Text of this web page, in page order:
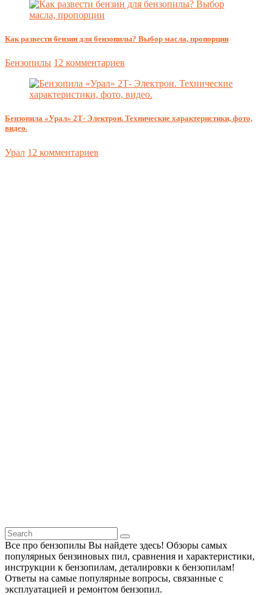
Как развести бензин для бензопилы? Выбор масла, пропорции
Бензопилы 12 комментариев
Бензопила «Урал» 2Т- Электрон. Технические характеристики, фото,
видео.
Урал 12 комментариев
Все про бензопилы Вы найдете здесь! Обзоры самых
популярных бензиновых пил, сравнения и характеристики,
инструкции к бензопилам, деталировки к бензопилам!
Ответы на самые популярные вопросы, связанные с
эксплуатацией и ремонтом бензопил.